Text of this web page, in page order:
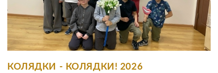
КОЛЯДКИ - КОЛЯДКИ! 2026